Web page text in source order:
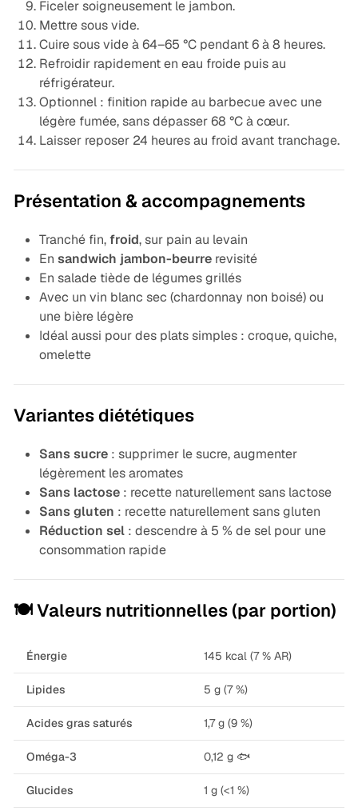
Ficeler soigneusement le jambon.
Mettre sous vide.
Cuire sous vide à 64–65 °C pendant 6 à 8 heures.
Refroidir rapidement en eau froide puis au
réfrigérateur.
Optionnel : finition rapide au barbecue avec une
légère fumée, sans dépasser 68 °C à cœur.
Laisser reposer 24 heures au froid avant tranchage.
Présentation & accompagnements
Tranché fin,froid, sur pain au levain
En sandwich jambon-beurrerevisité
En salade tiède de légumes grillés
Avec un vin blanc sec (chardonnay non boisé) ou
une bière légère
Idéal aussi pour des plats simples : croque, quiche,
omelette
Variantes diététiques
Sans sucre: supprimer le sucre, augmenter
légèrement les aromates
Sans lactose: recette naturellement sans lactose
Sans gluten : recette naturellement sans gluten
Réduction sel: descendre à 5 % de sel pour une
consommation rapide
🍽️ Valeurs nutritionnelles (par portion)
Énergie 145 kcal (7 % AR)
Lipides 5 g (7 %)
Acides gras saturés 1,7 g (9 %)
Oméga-3 0,12 g 🐟
Glucides 1 g (<1 %)